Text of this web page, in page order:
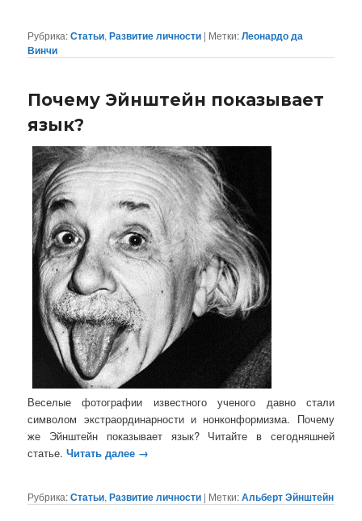
Рубрика:Статьи,Развитие личности | Метки:Леонардо да
Винчи
Почему Эйнштейн показывает
язык?
Веселые фотографии известного ученого давно стали
символом экстраординарности и нонконформизма. Почему
же Эйнштейн показывает язык? Читайте в сегодняшней
статье. Читать далее →
Рубрика:Статьи,Развитие личности | Метки:Альберт Эйнштейн